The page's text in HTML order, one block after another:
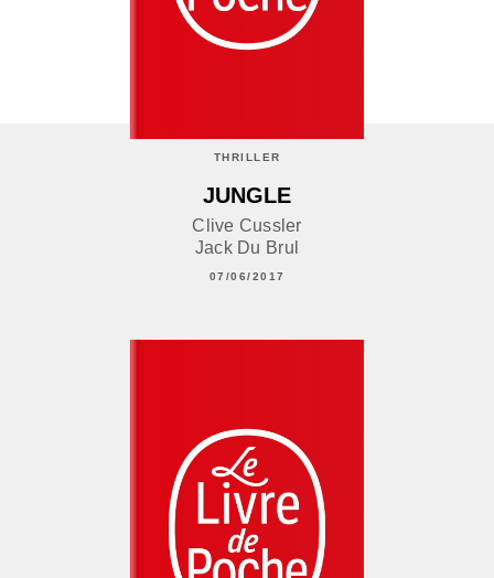
THRILLER
JUNGLE
Clive Cussler
Jack Du Brul
07/06/2017